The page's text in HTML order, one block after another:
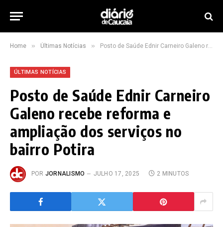
Home » Últimas Notícias » Posto de Saúde Ednir Carneiro Galeno recebe reforma e ampliação dos serviços no bairro Potira
ÚLTIMAS NOTÍCIAS
Posto de Saúde Ednir Carneiro
Galeno recebe reforma e
ampliação dos serviços no
bairro Potira
POR JORNALISMO JULHO 17, 2025 2 MINUTOS